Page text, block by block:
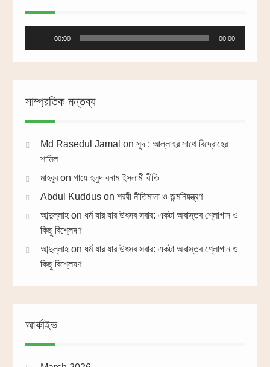
00:00 00:00
সাম্প্রতিক মন্তব্য
Md Rasedul Jamal on সুদ : আল্লাহর সাথে বিদ্রোহের
শামিল
মাহবুবon গায়ে হলুদ বনাম ইসলামী রীতি
Abdul Kudduson শরয়ী নীতিমালা ও জন্মনিয়ন্ত্রণ
আব্দুল্লাহon ধর্ম যার যার উৎসব সবার: একটা অবাস্তব শ্লোগান ও
কিছু বিশ্লেষণ
আব্দুল্লাহon ধর্ম যার যার উৎসব সবার: একটা অবাস্তব শ্লোগান ও
কিছু বিশ্লেষণ
আর্কাইভ